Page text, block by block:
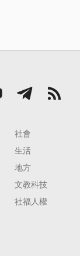
社會
生活
地方
文教科技
社福人權